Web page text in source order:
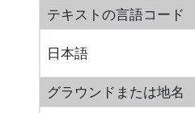
テキストの言語コード
日本語
グラウンドまたは地名